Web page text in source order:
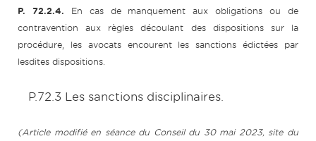
P. 72.2.4. En cas de manquement aux obligations ou de
contravention aux règles découlant des dispositions sur la
procédure, les avocats encourent les sanctions édictées par
lesdites dispositions.
P.72.3 Les sanctions disciplinaires.
(Article modifié en séance du Conseil du 30 mai 2023, site du